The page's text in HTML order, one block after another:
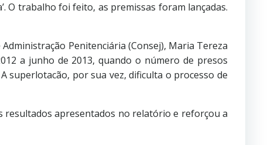
O trabalho foi feito, as premissas foram lançadas.
Penitenciária (Consej), Maria Tereza
a junho de 2013, quando o número de presos
superlotacão, por sua vez, dificulta o processo de
resultados apresentados no relatório e reforçou a